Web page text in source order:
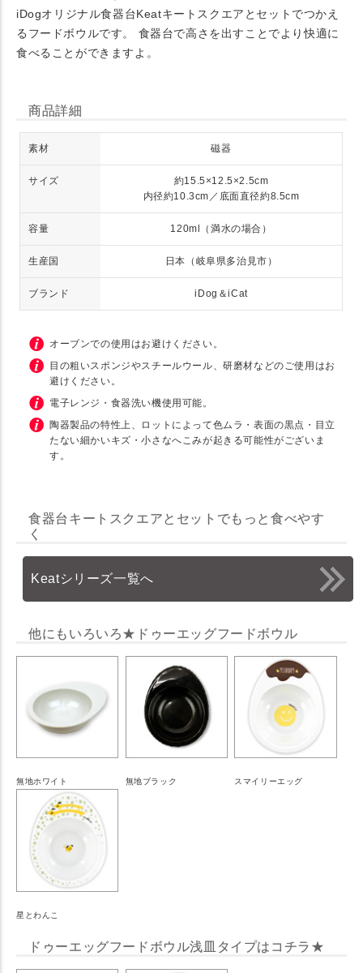
iDogオリジナル食器台Keatキートスクエアとセットでつかえ
るフードボウルです。 食器台で高さを出すことでより快適に
食べることができますよ。
商品詳細
素材 磁器
サイズ
約15.5×12.5×2.5cm
内径約10.3cm／底面直径約8.5cm
容量 120ml（満水の場合）
生産国 日本（岐阜県多治見市）
ブランド iDog＆iCat
オーブンでの使用はお避けください。
目の粗いスポンジやスチールウール、研磨材などのご使用はお
避けください。
電子レンジ・食器洗い機使用可能。
陶器製品の特性上、ロットによって色ムラ・表面の黒点・目立
たない細かいキズ・小さなへこみが起きる可能性がございま
す。
食器台キートスクエアとセットでもっと食べやす
く
Keatシリーズ一覧へ
他にもいろいろ★ドゥーエッグフードボウル
無地ホワイト 無地ブラック スマイリーエッグ
星とわんこ
ドゥーエッグフードボウル浅皿タイプはコチラ★